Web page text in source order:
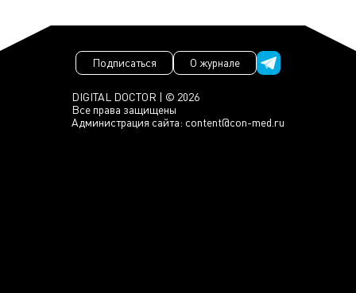
DIGITAL DOCTOR | © 2026
Все права защищены
Администрация сайта: content@con-med.ru
Подписаться О журнале